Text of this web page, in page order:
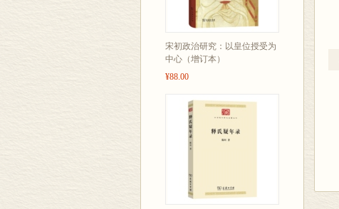
宋初政治研究：以皇位授受为
中心（增订本）
¥88.00